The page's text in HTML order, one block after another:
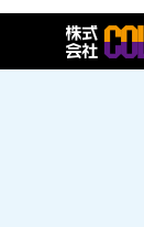
知らせ
休み